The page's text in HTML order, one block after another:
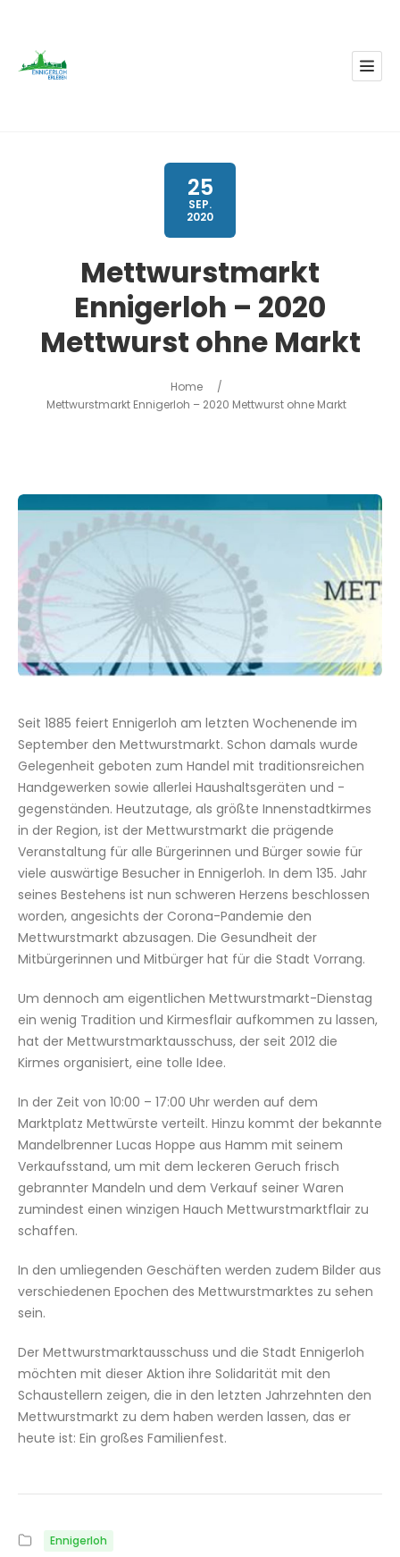
25
SEP.
2020
Mettwurstmarkt
Ennigerloh – 2020
Mettwurst ohne Markt
Home
/
Mettwurstmarkt Ennigerloh – 2020 Mettwurst ohne Markt
Seit 1885 feiert Ennigerloh am letzten Wochenende im
September den Mettwurstmarkt. Schon damals wurde
Gelegenheit geboten zum Handel mit traditionsreichen
Handgewerken sowie allerlei Haushaltsgeräten und -
gegenständen. Heutzutage, als größte Innenstadtkirmes
in der Region, ist der Mettwurstmarkt die prägende
Veranstaltung für alle Bürgerinnen und Bürger sowie für
viele auswärtige Besucher in Ennigerloh. In dem 135. Jahr
seines Bestehens ist nun schweren Herzens beschlossen
worden, angesichts der Corona-Pandemie den
Mettwurstmarkt abzusagen. Die Gesundheit der
Mitbürgerinnen und Mitbürger hat für die Stadt Vorrang.
Um dennoch am eigentlichen Mettwurstmarkt-Dienstag
ein wenig Tradition und Kirmesflair aufkommen zu lassen,
hat der Mettwurstmarktausschuss, der seit 2012 die
Kirmes organisiert, eine tolle Idee.
In der Zeit von 10:00 – 17:00 Uhr werden auf dem
Marktplatz Mettwürste verteilt. Hinzu kommt der bekannte
Mandelbrenner Lucas Hoppe aus Hamm mit seinem
Verkaufsstand, um mit dem leckeren Geruch frisch
gebrannter Mandeln und dem Verkauf seiner Waren
zumindest einen winzigen Hauch Mettwurstmarktflair zu
schaffen.
In den umliegenden Geschäften werden zudem Bilder aus
verschiedenen Epochen des Mettwurstmarktes zu sehen
sein.
Der Mettwurstmarktausschuss und die Stadt Ennigerloh
möchten mit dieser Aktion ihre Solidarität mit den
Schaustellern zeigen, die in den letzten Jahrzehnten den
Mettwurstmarkt zu dem haben werden lassen, das er
heute ist: Ein großes Familienfest.
Ennigerloh